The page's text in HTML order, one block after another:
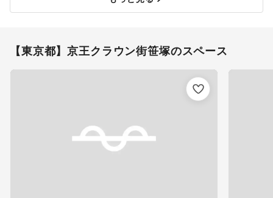
【東京都】京王クラウン街笹塚のスペース